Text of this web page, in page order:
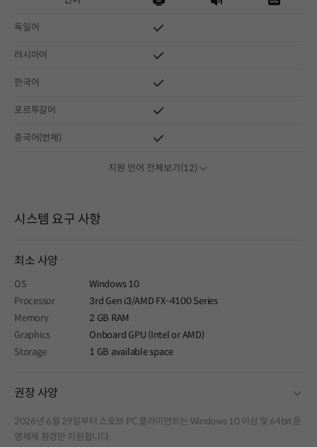
독일어
러시아어
한국어
포르투갈어
중국어(번체)
지원 언어 전체보기(12)
시스템 요구 사항
최소 사양
OS
Windows 10
Processor
3rd Gen i3/AMD FX-4100 Series
Memory
2 GB RAM
Graphics
Onboard GPU (Intel or AMD)
Storage
1 GB available space
권장 사양
2026년 6월 29일부터 스토브 PC 클라이언트는 Windows 10 이상 및 64bit 운
영체제 환경만 지원합니다.